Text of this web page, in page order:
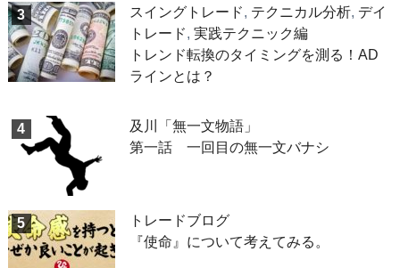
3 スイングトレード, テクニカル分析, デイ
トレード, 実践テクニック編
トレンド転換のタイミングを測る！AD
ラインとは？
4
及川「無一文物語」
第一話 一回目の無一文バナシ
5
トレードブログ
『使命』について考えてみる。